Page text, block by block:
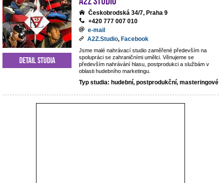
Českobrodská 34/7, Praha 9
+420 777 007 010
e-mail
A2Z.Studio, Facebook
Jsme malé nahrávací studio zaměřené především na
spolupráci se zahraničními umělci. Věnujeme se
především nahrávání hlasu, postprodukci a službám v
oblasti hudebního marketingu.
Typ studia: hudební, postprodukční, masteringové
Detail studia